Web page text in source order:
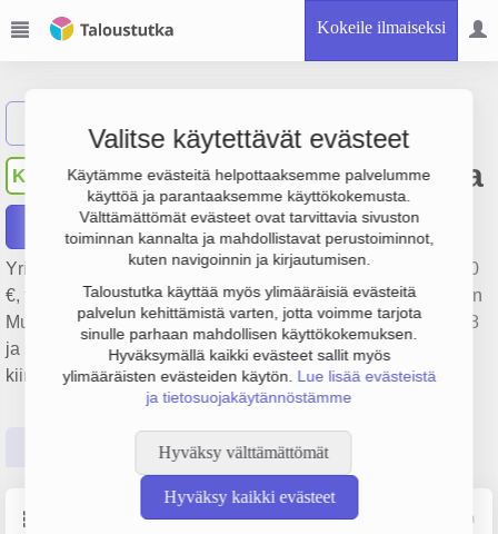
Kokeile ilmaiseksi
Valitse käytettävät evästeet
Käytämme evästeitä helpottaaksemme palvelumme
käyttöä ja parantaaksemme käyttökokemusta.
Välttämättömät evästeet ovat tarvittavia sivuston
toiminnan kannalta ja mahdollistavat perustoiminnot,
kuten navigoinnin ja kirjautumisen.
Taloustutka käyttää myös ylimääräisiä evästeitä
palvelun kehittämistä varten, jotta voimme tarjota
sinulle parhaan mahdollisen käyttökokemuksen.
Hyväksymällä kaikki evästeet sallit myös
ylimääräisten evästeiden käytön. Lue lisää evästeistä
ja tietosuojakäytännöstämme
Hyväksy välttämättömät
Hyväksy kaikki evästeet
KS Kiinteistö Oy Säästö-Ruutta
Raportit
Yrityksen Kiinteistö Oy Säästö-Ruutta liikevaihto on 579 000
€, tulos -266 000 € ja henkilöstömäärä 0. Sen päätoimiala on
Muu kiinteistöjen vuokraus ja hallinta, perustamisvuosi 1978
ja sijainti Helsinki. Yrityksen yhtiömuoto Keskinäinen
kiinteistöosakeyhtiö (KKOY).
Tilinpäätösluvut Päättäjätiedot
Lähde: YTJ, PRH, Traficom